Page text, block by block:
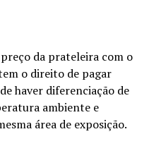
da prateleira com o
o direito de pagar
haver diferenciação de
ambiente e
área de exposição.